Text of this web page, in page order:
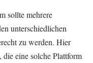
sollte mehrere
unterschiedlichen
zu werden. Hier
eine solche Plattform